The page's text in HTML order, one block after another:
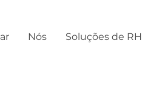
Nós Soluções de RH